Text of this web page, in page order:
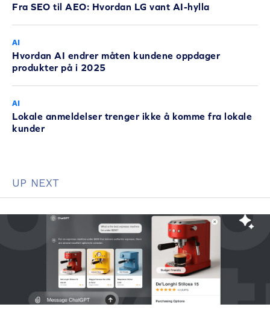
Fra SEO til AEO: Hvordan LG vant AI-hylla
AI
Hvordan AI endrer måten kundene oppdager
produkter på i 2025
AI
Lokale anmeldelser trenger ikke å komme fra lokale
kunder
UP NEXT